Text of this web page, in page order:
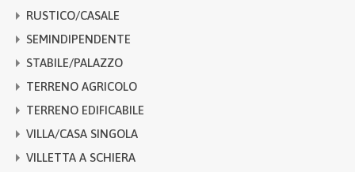
RUSTICO/CASALE
SEMINDIPENDENTE
STABILE/PALAZZO
TERRENO AGRICOLO
TERRENO EDIFICABILE
VILLA/CASA SINGOLA
VILLETTA A SCHIERA